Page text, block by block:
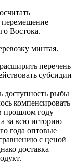
перемещение
Востока.
минтая.
перечень
субсидии
доступность рыбы
компенсировать
прошлом году
за всю историю
года оптовые
с ценой
доставка